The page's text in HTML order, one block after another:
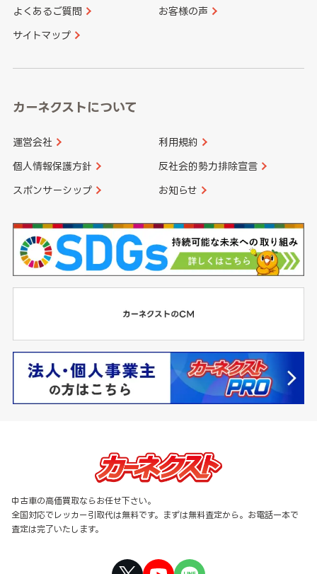
香川県 愛媛県
大分県 宮崎県
よくあるご質問 お客様の声
サイトマップ
カーネクストについて
運営会社 利用規約
個人情報保護方針 反社会的勢力排除宣言
スポンサーシップ お知らせ
中古車の高価買取ならお任せ下さい。
全国対応でレッカー引取代は無料です。まずは無料査定から。お電話一本で
査定は完了いたします。